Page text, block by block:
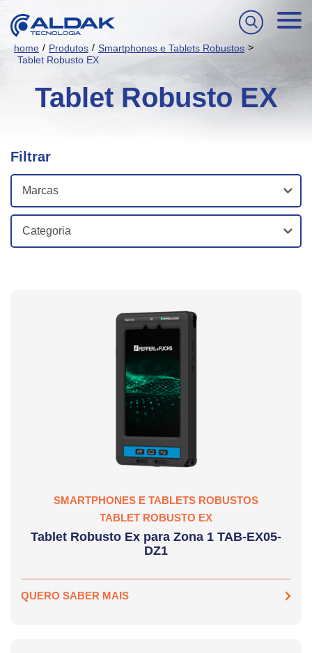
home / Produtos / Smartphones e Tablets Robustos >
Tablet Robusto EX
Tablet Robusto EX
Filtrar
Marcas
Categoria
SMARTPHONES E TABLETS ROBUSTOS
TABLET ROBUSTO EX
Tablet Robusto Ex para Zona 1 TAB-EX05-
DZ1
QUERO SABER MAIS